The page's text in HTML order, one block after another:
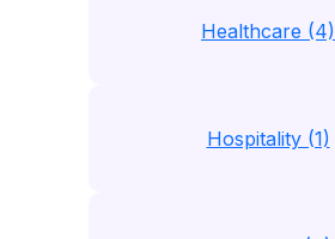
Healthcare (4)
Hospitality (1)